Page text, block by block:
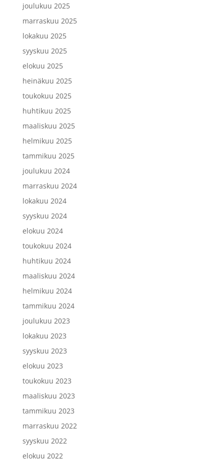
joulukuu 2025
marraskuu 2025
lokakuu 2025
syyskuu 2025
elokuu 2025
heinäkuu 2025
toukokuu 2025
huhtikuu 2025
maaliskuu 2025
helmikuu 2025
tammikuu 2025
joulukuu 2024
marraskuu 2024
lokakuu 2024
syyskuu 2024
elokuu 2024
toukokuu 2024
huhtikuu 2024
maaliskuu 2024
helmikuu 2024
tammikuu 2024
joulukuu 2023
lokakuu 2023
syyskuu 2023
elokuu 2023
toukokuu 2023
maaliskuu 2023
tammikuu 2023
marraskuu 2022
syyskuu 2022
elokuu 2022